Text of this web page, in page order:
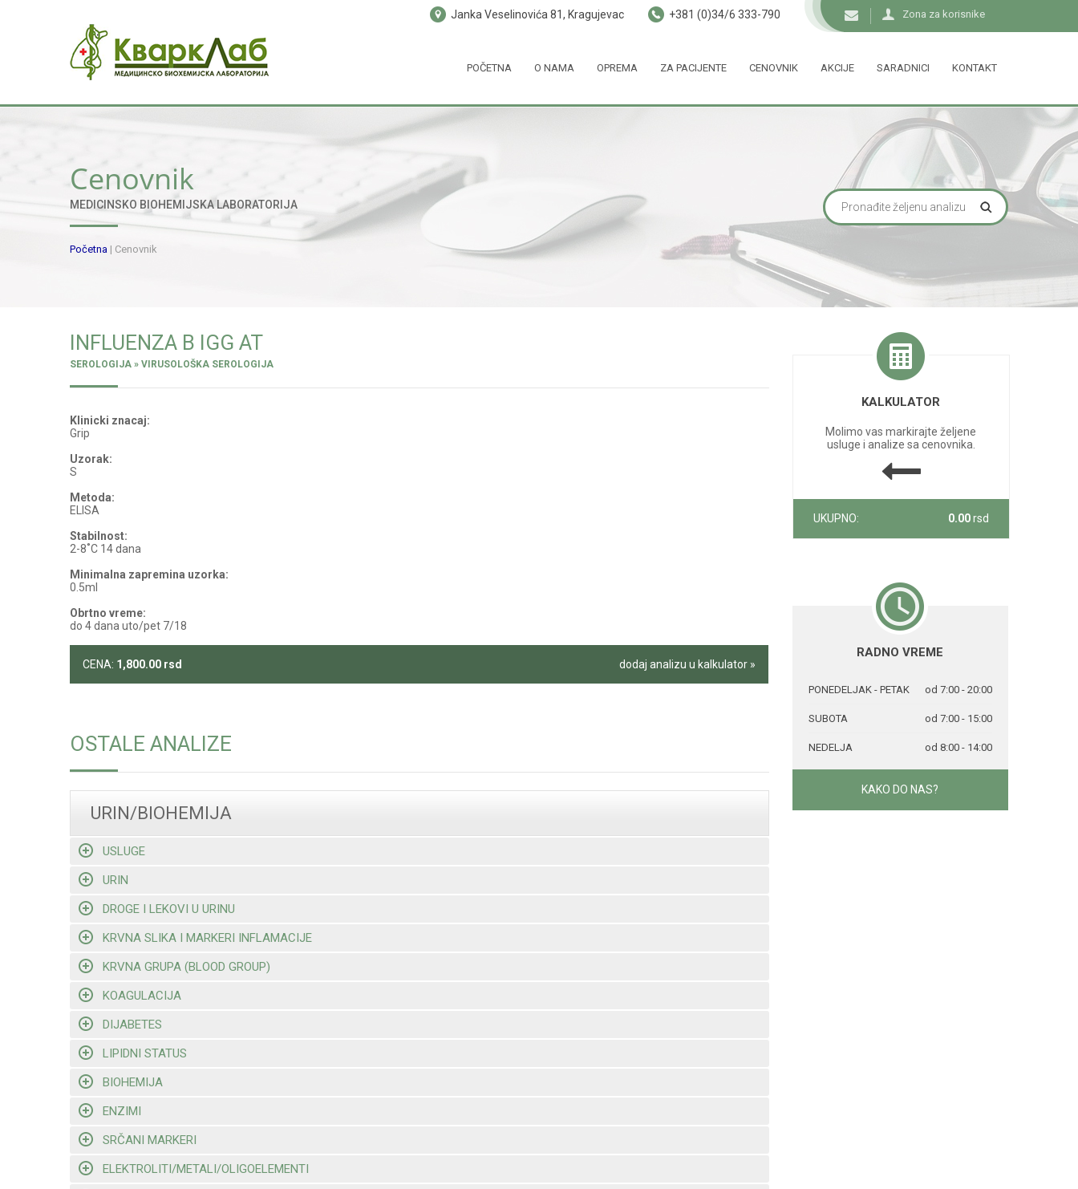
Zona za korisnike
Janka Veselinovića 81, Kragujevac +381 (0)34/6 333-790
POČETNA O NAMA OPREMA ZA PACIJENTE CENOVNIK AKCIJE SARADNICI KONTAKT
Cenovnik
MEDICINSKO BIOHEMIJSKA LABORATORIJA
Početna | Cenovnik
INFLUENZA B IGG AT
SEROLOGIJA » VIRUSOLOŠKA SEROLOGIJA
Klinicki znacaj:
Grip
Uzorak:
S
Metoda:
ELISA
Stabilnost:
2-8˚C 14 dana
Minimalna zapremina uzorka:
0.5ml
Obrtno vreme:
do 4 dana uto/pet 7/18
CENA: 1,800.00 rsd dodaj analizu u kalkulator »
OSTALE ANALIZE
URIN/BIOHEMIJA
USLUGE
URIN
DROGE I LEKOVI U URINU
KRVNA SLIKA I MARKERI INFLAMACIJE
KRVNA GRUPA (BLOOD GROUP)
KOAGULACIJA
DIJABETES
LIPIDNI STATUS
BIOHEMIJA
ENZIMI
SRČANI MARKERI
ELEKTROLITI/METALI/OLIGOELEMENTI
KALKULATOR
Molimo vas markirajte željene
usluge i analize sa cenovnika.
UKUPNO: 0.00rsd
RADNO VREME
PONEDELJAK - PETAK od 7:00 - 20:00
SUBOTA od 7:00 - 15:00
NEDELJA od 8:00 - 14:00
KAKO DO NAS?